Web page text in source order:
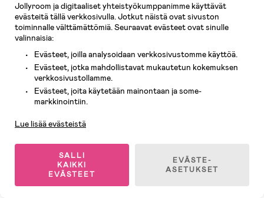
10 JÄLJELLÄ
Lindberg Kåbdalis Merino
Dusty Mauve
40,90 €
Ovh: 50,90 €
Outlet
Jollyroom ja digitaaliset yhteistyökumppanimme käyttävät
evästeitä tällä verkkosivulla. Jotkut näistä ovat sivuston
toiminnalle välttämättömiä. Seuraavat evästeet ovat sinulle
valinnaisia:
Evästeet, joilla analysoidaan verkkosivustomme käyttöä.
Evästeet, jotka mahdollistavat mukautetun kokemuksen
verkkosivustollamme.
Evästeet, joita käytetään mainontaan ja some-
markkinointiin.
Lue lisää evästeistä
SALLI
KAIKKI
EVÄSTEET
EVÄSTE-
ASETUKSET